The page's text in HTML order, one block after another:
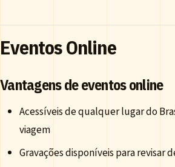
Eventos Online
Vantagens de eventos online
Acessíveis de qualquer lugar do
viagem
Gravações disponíveis para revisar